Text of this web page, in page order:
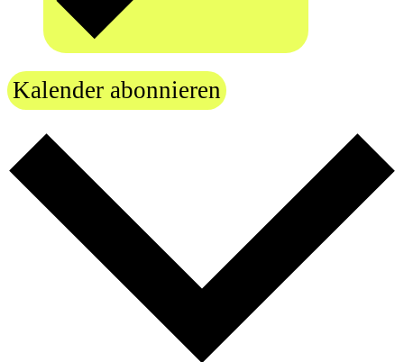
Kalender abonnieren